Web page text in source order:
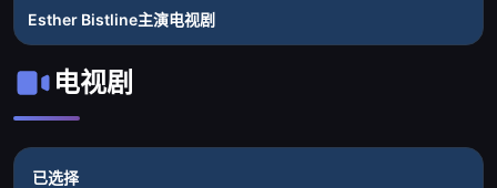
Esther Bistline主演电视剧
电视剧
已选择